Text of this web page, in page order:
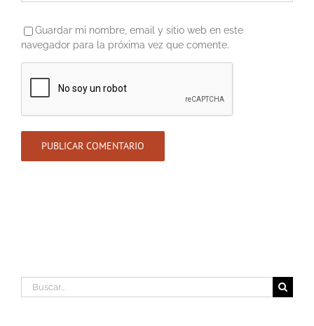
Guardar mi nombre, email y sitio web en este
navegador para la próxima vez que comente.
Buscar: